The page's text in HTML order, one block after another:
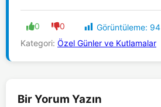
0 0 Görüntüleme: 94
Kategori: Özel Günler ve Kutlamalar
Bir Yorum Yazın